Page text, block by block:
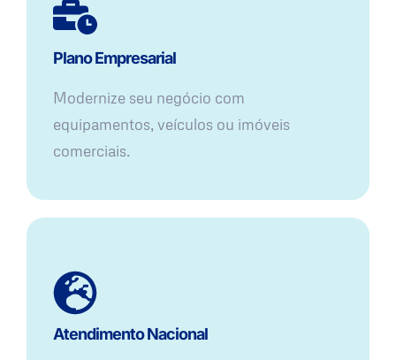
Plano Empresarial
Modernize seu negócio com
equipamentos, veículos ou imóveis
comerciais.
Atendimento Nacional